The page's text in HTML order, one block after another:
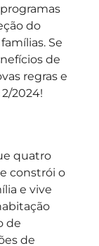
do
Se
de
regras e
2024!
quatro
constrói o
e vive
de
de